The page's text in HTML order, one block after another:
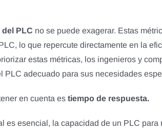
PLC no se puede exagerar. Estas
lo que repercute directamente en la
estas métricas, los ingenieros y
adecuado para sus necesidades
en cuenta es tiempo de respuesta.
es esencial, la capacidad de un PLC para